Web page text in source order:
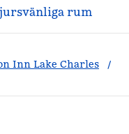
rum
Inn Lake Charles
/